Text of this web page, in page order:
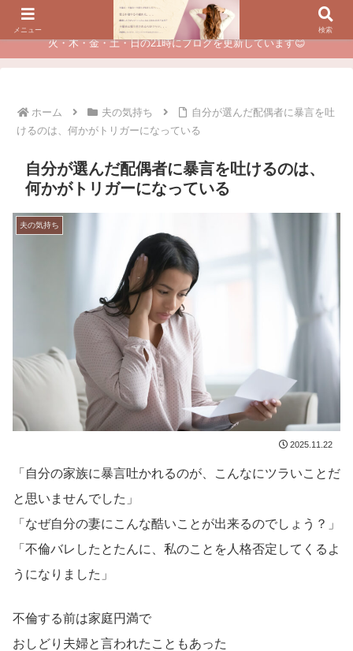
夫に不倫されたつらい経験が、あなたのチャンスに変わるカウンセリング
火・木・金・土・日の21時にブログを更新しています😊
ホーム 夫の気持ち
自分が選んだ配偶者に暴言を吐
けるのは、何かがトリガーになっている
自分が選んだ配偶者に暴言を吐けるのは、
何かがトリガーになっている
夫の気持ち
2025.11.22
「自分の家族に暴言吐かれるのが、こんなにツラいことだ
と思いませんでした」
「なぜ自分の妻にこんな酷いことが出来るのでしょう？」
「不倫バレしたとたんに、私のことを人格否定してくるよ
うになりました」
不倫する前は家庭円満で
おしどり夫婦と言われたこともあった
メニュー 検索